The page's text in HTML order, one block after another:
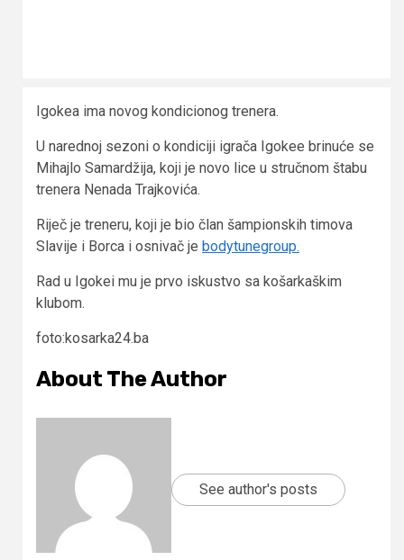
Igokea ima novog kondicionog trenera.
U narednoj sezoni o kondiciji igrača Igokee brinuće se
Mihajlo Samardžija, koji je novo lice u stručnom štabu
trenera Nenada Trajkovića.
Riječ je treneru, koji je bio član šampionskih timova
Slavije i Borca i osnivač je bodytunegroup.
Rad u Igokei mu je prvo iskustvo sa košarkaškim
klubom.
foto:kosarka24.ba
About The Author
See author's posts